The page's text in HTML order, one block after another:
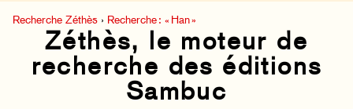
Recherche Zéthès › Recherche : « Han »
Zéthès, le moteur de
recherche des éditions
Sambuc